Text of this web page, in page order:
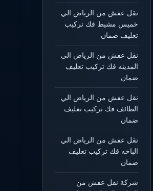
نقل عفش من الرياض الي
خميس مشيط فك تركيب
تعليف ضمان
نقل عفش من الرياض الي
المدينه فك تركيب تعليف
ضمان
نقل عفش من الرياض الي
الطائف فك تركيب تعليف
ضمان
نقل عفش من الرياض الي
الباحه فك تركيب تعليف
ضمان
شركة نقل عفش من